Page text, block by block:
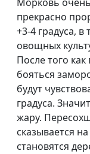
Морковь очень
прекрасно
+3-4 градуса, в
овощных
После того
бояться
будут
градуса.
жару.
сказывается
становятся